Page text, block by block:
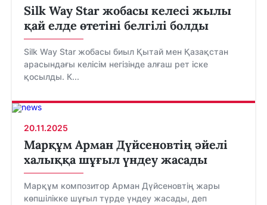
Silk Way Star жобасы келесі жылы
қай елде өтетіні белгілі болды
Silk Way Star жобасы биыл Қытай мен Қазақстан
арасындағы келісім негізінде алғаш рет іске
қосылды. К...
20.11.2025
Марқұм Арман Дүйсеновтің әйелі
халыққа шұғыл үндеу жасады
Марқұм композитор Арман Дүйсеновтің жары
көпшілікке шұғыл түрде үндеу жасады, деп